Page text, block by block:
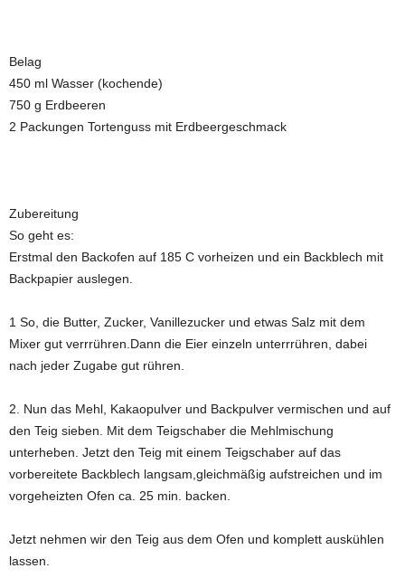
Belag
450 ml Wasser (kochende)
750 g Erdbeeren
2 Packungen Tortenguss mit Erdbeergeschmack
Zubereitung
So geht es:
Erstmal den Backofen auf 185 C vorheizen und ein Backblech mit
Backpapier auslegen.
1 So, die Butter, Zucker, Vanillezucker und etwas Salz mit dem
Mixer gut verrrühren.Dann die Eier einzeln unterrrühren, dabei
nach jeder Zugabe gut rühren.
2. Nun das Mehl, Kakaopulver und Backpulver vermischen und auf
den Teig sieben. Mit dem Teigschaber die Mehlmischung
unterheben. Jetzt den Teig mit einem Teigschaber auf das
vorbereitete Backblech langsam,gleichmäßig aufstreichen und im
vorgeheizten Ofen ca. 25 min. backen.
Jetzt nehmen wir den Teig aus dem Ofen und komplett auskühlen
lassen.